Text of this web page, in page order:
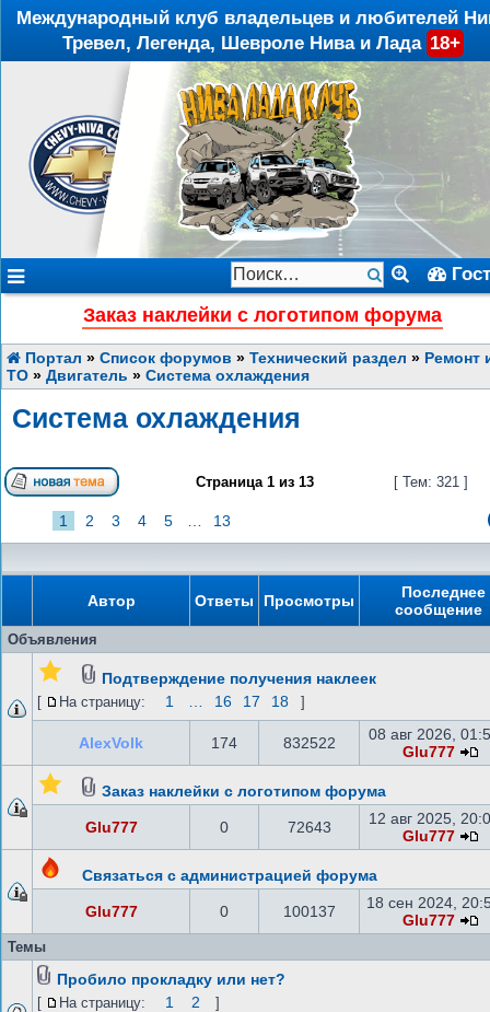
Международный клуб владельцев и любителей
Тревел, Легенда, Шевроле Нива и Лада 18+
Заказ наклейки с логотипом форума
Портал » Список форумов » Технический раздел » Ремонт
ТО » Двигатель » Система охлаждения
Система охлаждения
Страница 1 из 13 [ Тем: 321 ]
1 2 3 4 5 13
Автор Ответы Просмотры
Последнее
сообщение
Объявления
Подтверждение получения наклеек
[ На страницу: 1 16 17 18 ]
AlexVolk 174 832522
08 авг 2026,
Glu777
Заказ наклейки с логотипом форума
Glu777 0 72643
12 авг 2025,
Glu777
Связаться с администрацией форума
Glu777 0 100137
18 сен 2024,
Glu777
Темы
Пробило прокладку или нет?
[ На страницу: 1 2 ]